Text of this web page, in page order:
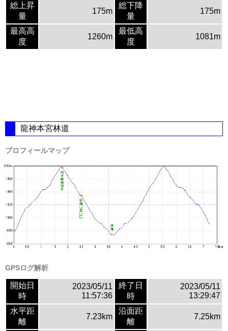
総上昇
量
175m
総下降
量
175m
最高高
度
1260m
最低高
度
1081m
龍神本宮林道
プロフィールマップ
GPSログ解析
開始日
時
2023/05/11
11:57:36
終了日
時
2023/05/11
13:29:47
水平距
離
7.23km
沿面距
離
7.25km